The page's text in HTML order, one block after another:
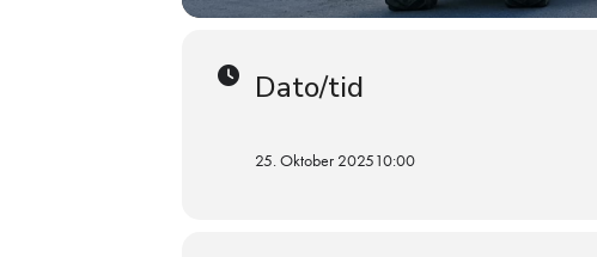
Dato/tid
25. Oktober 202510:00